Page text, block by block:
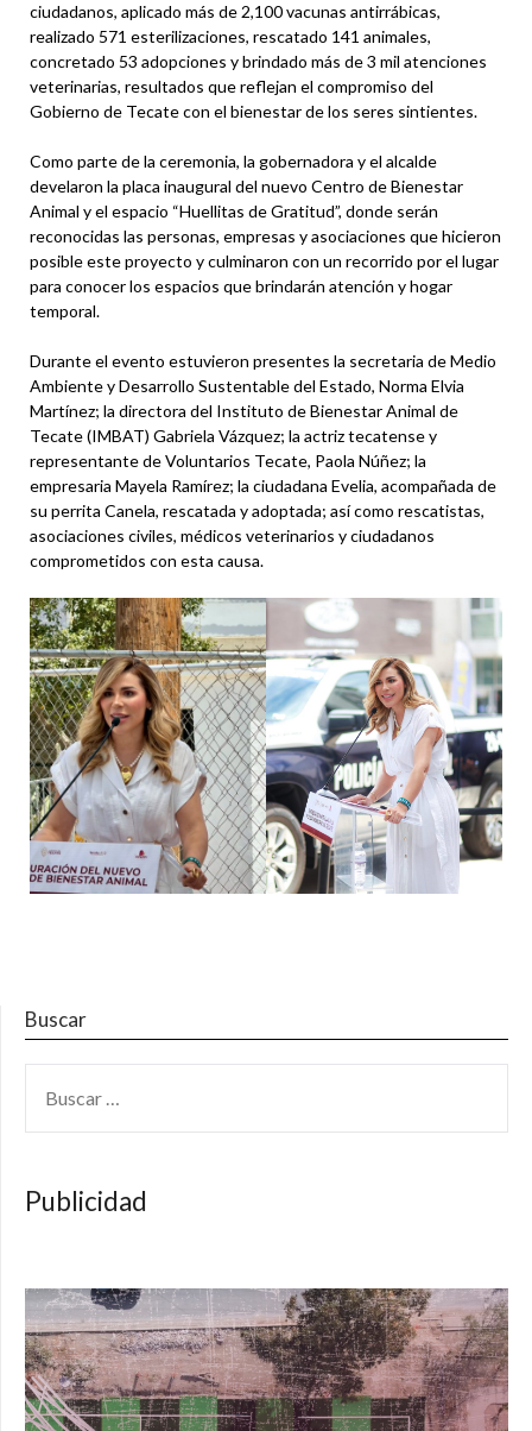
ciudadanos, aplicado más de 2,100 vacunas antirrábicas,
realizado 571 esterilizaciones, rescatado 141 animales,
concretado 53 adopciones y brindado más de 3 mil atenciones
veterinarias, resultados que reflejan el compromiso del
Gobierno de Tecate con el bienestar de los seres sintientes.
Como parte de la ceremonia, la gobernadora y el alcalde
develaron la placa inaugural del nuevo Centro de Bienestar
Animal y el espacio “Huellitas de Gratitud”, donde serán
reconocidas las personas, empresas y asociaciones que hicieron
posible este proyecto y culminaron con un recorrido por el lugar
para conocer los espacios que brindarán atención y hogar
temporal.
Durante el evento estuvieron presentes la secretaria de Medio
Ambiente y Desarrollo Sustentable del Estado, Norma Elvia
Martínez; la directora del Instituto de Bienestar Animal de
Tecate (IMBAT) Gabriela Vázquez; la actriz tecatense y
representante de Voluntarios Tecate, Paola Núñez; la
empresaria Mayela Ramírez; la ciudadana Evelia, acompañada de
su perrita Canela, rescatada y adoptada; así como rescatistas,
asociaciones civiles, médicos veterinarios y ciudadanos
comprometidos con esta causa.
Buscar
Publicidad